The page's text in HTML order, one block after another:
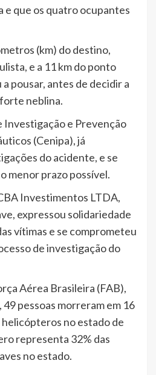
que os quatro ocupantes
(km) do destino,
e a 11 km do ponto
pousar, antes de decidir a
neblina.
Investigação e Prevenção
(Cenipa), já
do acidente, e se
menor prazo possível.
Investimentos LTDA,
expressou solidariedade
vítimas e se comprometeu
de investigação do
Aérea Brasileira (FAB),
49 pessoas morreram em 16
no estado de
representa 32% das
no estado.